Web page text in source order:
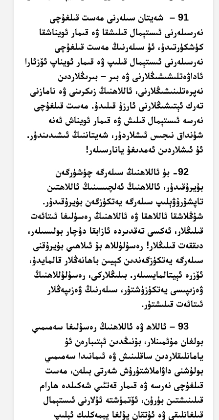
91 – شەيتان سىلەرنى مەست قىلغۇچى
نەرسىلەرنى ئىستېمال قىلىشقا ۋە قىمار ئويناشقا
كۈشكۈرتىدۇ، ئۇ سىلەرنىڭ مەست قىلغۇچى
نەرسىلەرنى ئىستېمال قىلىپ ۋە قىمار ئويناپ ئۆزئارا
ئاداۋەتلىشىشىڭلارنى ۋە بىر – بىرىڭلاردىن
نەپرەتلىنىشىڭلارنى، ئاللاھنىڭ زىكرىنى ۋە نامازنى
تەرك ئېتىشىڭلارنى ئارزۇ قىلىدۇ. مەست قىلغۇچى
نەرسە ئىستېمال قىلىش ۋە قىمار ئويناش ئەنە
شۇنداق نىجىس ئىشلاردۇر، شەيتاننىڭ ئىشىدىندۇر.
ئۇ ئىشلاردىن ئەمدىغۇ يانارسىلەر!
92- بۇ ئاللاھنىڭ سىلەرگە چۈشۈرگەن
بۇيرۇقىدۇر، ئاللاھنىڭ ئەلچىسىنىڭ ئاللاھتىن
تاپشۇرۇۋېلىپ سىلەرگە يەتكۈزگەن بۇيرۇقىدۇر.
شۇڭلاشقا ئاللاھقا ۋە ئاللاھنىڭ رەسۇلىغا ئىتائەت
قىلىڭلار، ئەكسى تەقدىردە ئازابقا دۇچار بولىسىلەر،
دىققەت قىلىڭلار! رەسۇلۇللاھ بۇ ئىلاھىي بۇيرۇقنى
سىلەرگە يەتكۈزگەندىن كېيىن باھانەڭلار قالمايدۇ،
ئۆزرە ئېيتالمايسىلەر. بىلىڭلاركى، رەسۇلۇللاھنىڭ
ۋەزىپىسى يەتكۈزۈشتۇر، سىلەرنىڭ ۋەزىپەڭلار
ئىتائەت قىلىشتۇر.
93 – ئاللاھ ۋە ئاللاھنىڭ رەسۇلىغا سەمىمىي
بولغان مۇئمىنلار، بۇنىڭدىن ئېتىبارەن ئۇ
يامانلىقلاردىن ساقلىنىش ۋە ئىمانىدا سەمىمىي
بولۇشنى داۋاملاشتۇرۇش شەرتى بىلەن، مەست
قىلغۇچى نەرسە ۋە قىمار قەتئىي شەكىلدە ھارام
قىلىنىشتىن بۇرۇن، ئۆتمۈشتە ئۇلارنى ئىستېمال
قىلغانلىقى ۋە ئۇتقان پۇلغا يېمەكلىك ئېلىپ